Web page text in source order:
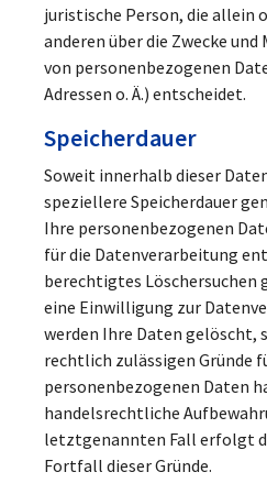
juristische Person, die allein
anderen über die Zwecke
von personenbezogenen
Adressen o. Ä.) entscheidet.
Speicherdauer
Soweit innerhalb dieser
speziellere Speicherdauer
Ihre personenbezogenen
für die Datenverarbeitung
berechtigtes Löschersuchen
eine Einwilligung zur
werden Ihre Daten gelöscht,
rechtlich zulässigen Gründe
personenbezogenen Daten
handelsrechtliche
letztgenannten Fall erfolgt
Fortfall dieser Gründe.